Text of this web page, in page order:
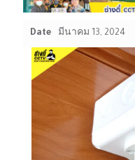
Date มีนาคม 13, 2024